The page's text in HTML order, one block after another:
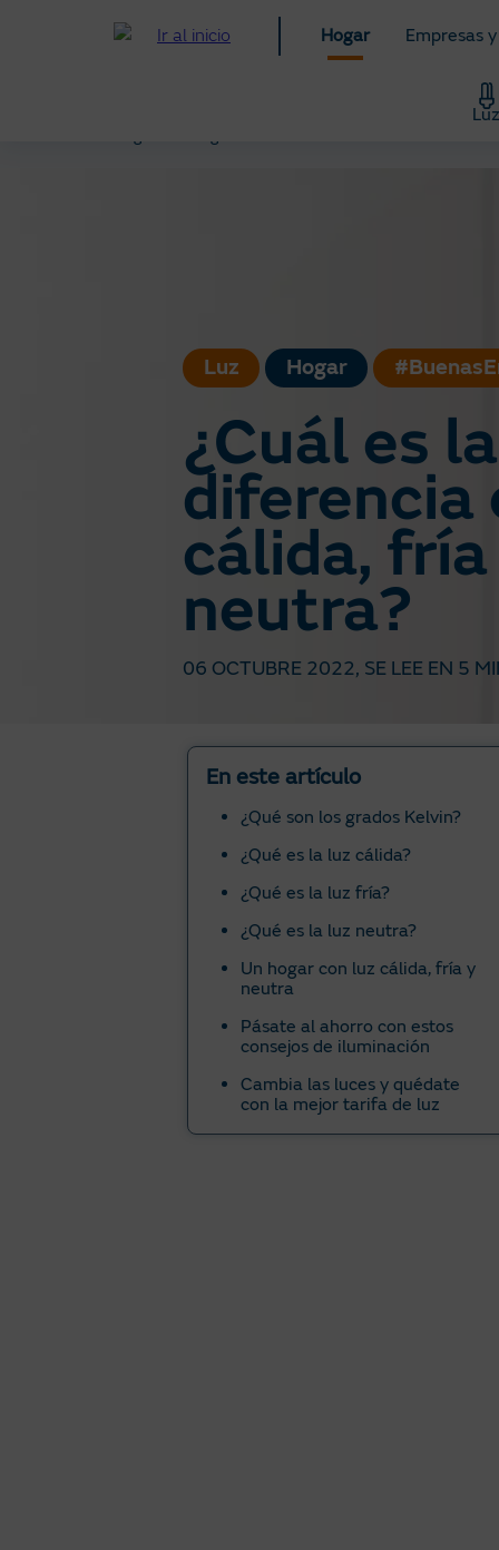
Hogar Empresas
Luz
Luz Hogar
¿Cuál es la
diferencia
cálida,
neutra?
06 OCTUBRE 2022, SE LEE EN 5
En este artículo
¿Qué son los grados Kelvin?
¿Qué es la luz cálida?
¿Qué es la luz fría?
¿Qué es la luz neutra?
Un hogar con luz cálida, fría y
neutra
Pásate al ahorro con estos
consejos de iluminación
Cambia las luces y quédate
con la mejor tarifa de luz